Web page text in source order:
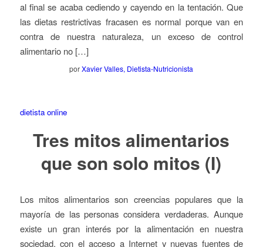
al final se acaba cediendo y cayendo en la tentación. Que
las dietas restrictivas fracasen es normal porque van en
contra de nuestra naturaleza, un exceso de control
alimentario no […]
porXavier Valles, Dietista-Nutricionista
dietista online
Tres mitos alimentarios
que son solo mitos (I)
Los mitos alimentarios son creencias populares que la
mayoría de las personas considera verdaderas. Aunque
existe un gran interés por la alimentación en nuestra
sociedad, con el acceso a Internet y nuevas fuentes de